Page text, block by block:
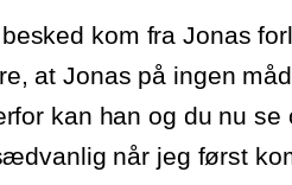
kom fra Jonas
at Jonas på ingen
kan han og du nu
når jeg først